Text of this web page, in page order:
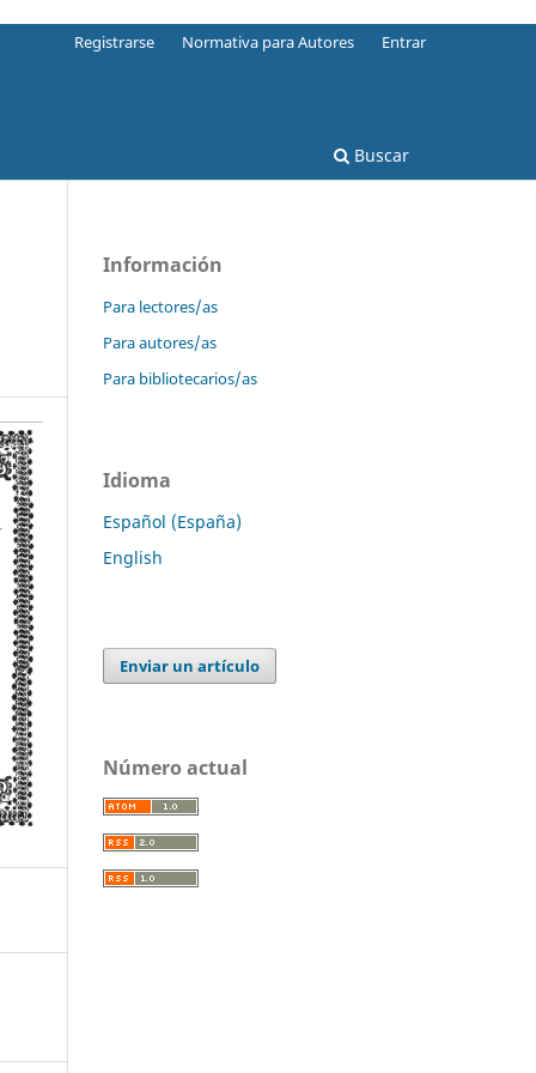
Buscar
Registrarse Normativa para Autores Entrar
Información
Para lectores/as
Para autores/as
Para bibliotecarios/as
Idioma
Español (España)
English
Enviar un artículo
Número actual